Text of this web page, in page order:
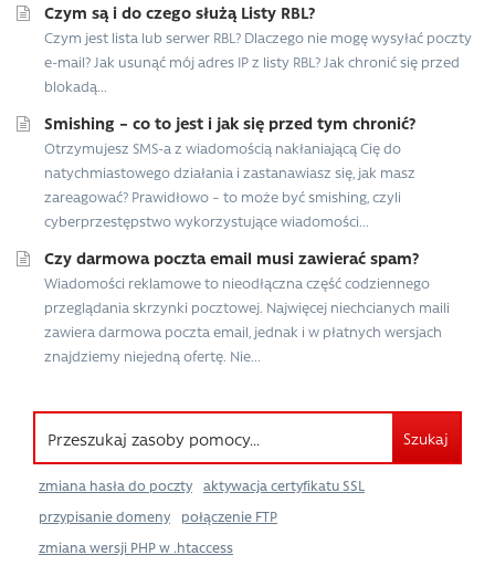
Czym są i do czego służą Listy RBL?
Czym jest lista lub serwer RBL? Dlaczego nie mogę wysyłać poczty
e-mail? Jak usunąć mój adres IP z listy RBL? Jak chronić się przed
blokadą...
Smishing – co to jest i jak się przed tym chronić?
Otrzymujesz SMS-a z wiadomością nakłaniającą Cię do
natychmiastowego działania i zastanawiasz się, jak masz
zareagować? Prawidłowo – to może być smishing, czyli
cyberprzestępstwo wykorzystujące wiadomości...
Czy darmowa poczta email musi zawierać spam?
Wiadomości reklamowe to nieodłączna część codziennego
przeglądania skrzynki pocztowej. Najwięcej niechcianych maili
zawiera darmowa poczta email, jednak i w płatnych wersjach
znajdziemy niejedną ofertę. Nie...
Szukaj
zmiana hasła do poczty
aktywacja certyfikatu SSL
przypisanie domeny
połączenie FTP
zmiana wersji PHP w .htaccess